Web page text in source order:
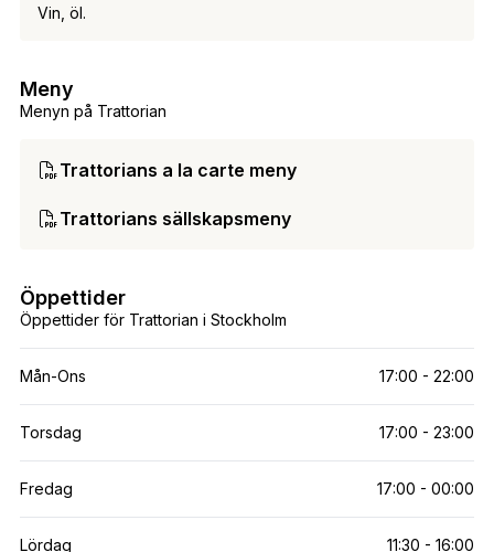
Vin, öl.
Menyn på Trattorian
Meny
Trattorians a la carte meny
Trattorians sällskapsmeny
Öppettider för Trattorian i Stockholm
Öppettider
Mån-Ons 17:00 - 22:00
Torsdag 17:00 - 23:00
Fredag 17:00 - 00:00
Lördag
11:30 - 16:00